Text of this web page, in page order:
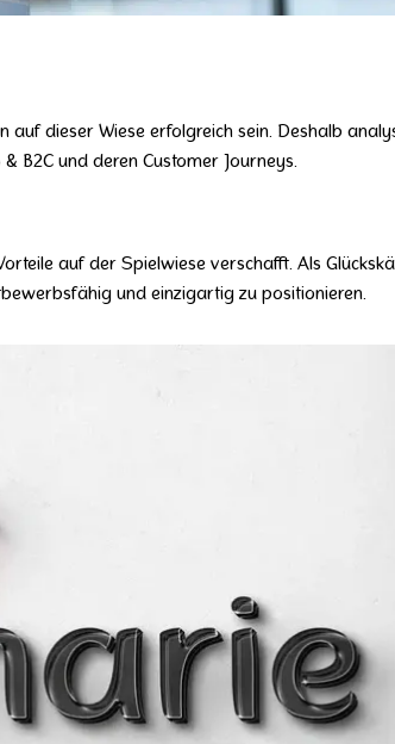
dieser Wiese erfolgreich sein. Deshalb
B2C und deren Customer Journeys.
auf der Spielwiese verschafft. Als
und einzigartig zu positionieren.